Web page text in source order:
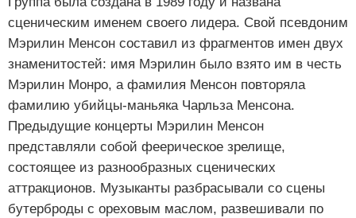
сценическим именем своего лидера. Свой псевдоним
Мэрилин Менсон составил из фрагментов имен двух
знаменитостей: имя Мэрилин было взято им в честь
Мэрилин Монро, а фамилия Менсон повторяла
фамилию убийцы-маньяка Чарльза Менсона.
Предыдущие концерты Мэрилин Менсон
представляли собой феерическое зрелище,
состоящее из разнообразных сценических
аттракционов. Музыканты разбрасывали со сцены
бутерброды с ореховым маслом, развешивали по